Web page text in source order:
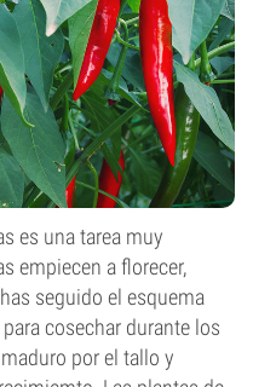
es una tarea muy
empiecen a florecer,
seguido el esquema
cosechar durante los
por el tallo y